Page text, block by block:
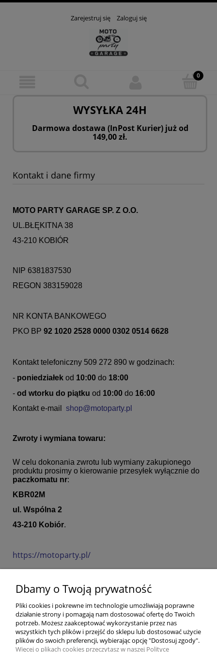
Zarejestruj się Zaloguj się
WYSYŁKA 24H
Darmowa dostawa (InPost Kurier) już od
149,00 zł.
Kontakt i dane firmy
MOTO PARTY GARAGE SP. Z O.O.
UL.BŁĘKITNA 38
43-210 KOBIÓR
NIP 6381837530
REGON 383159028
NR KONTA BANKOWEGO
PKO BP 92 1020 2528 0000 0302 0514 6628
Kontakt telefoniczny 509 272 890 w godzinach:
- poniedziałek od 10:00 do 18:00
- od wtorku do piątku od 10:00 do 16:00
Kontakt e-mail
shop@motoparty.pl
Zwroty i wymiana towaru:
W celu dokonania zwrotu lub wymiany zakupionego
produktu prosimy o kierowanie przesyłek wyłącznie do
paczkomatu nr:
KBR02M
ul. Wspólna 2
43-210 Kobiór.
https://motoparty.pl/
POMOC
SOCIAL MEDIA
Dbamy o Twoją prywatność
Pliki cookies i pokrewne im technologie umożliwiają poprawne
działanie strony i pomagają nam dostosować ofertę do Twoich
potrzeb. Możesz zaakceptować wykorzystanie przez nas
wszystkich tych plików i przejść do sklepu lub dostosować użycie
plików do swoich preferencji, wybierając opcję "Dostosuj zgody".
Więcej o plikach cookies przeczytasz w naszej Polityce